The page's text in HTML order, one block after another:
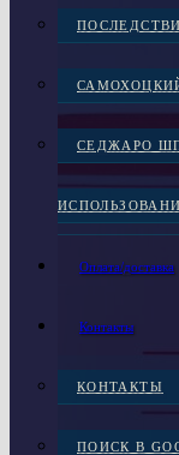
СЕДЖАРО
Оплата/доставка
Контакты
КОНТАКТЫ
ПОИСК В